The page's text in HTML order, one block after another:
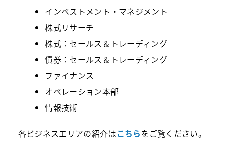
インベストメント・マネジメント
株式リサーチ
株式：セールス＆トレーディング
債券：セールス＆トレーディング
ファイナンス
オペレーション本部
情報技術
各ビジネスエリアの紹介はこちらをご覧ください。